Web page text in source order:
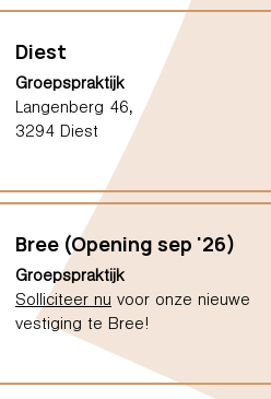
Diest
Groepspraktijk
Langenberg 46,
3294 Diest
Bree (Opening sep '26)
Groepspraktijk
Solliciteer nu voor onze nieuwe
vestiging te Bree!